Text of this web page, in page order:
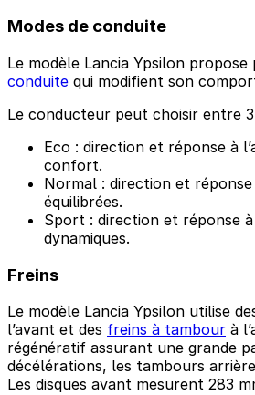
Modes de conduite
Le modèle Lancia Ypsilon propose
conduite qui modifient son
Le conducteur peut choisir entre 3
Eco : direction et réponse à
confort.
Normal : direction et
équilibrées.
Sport : direction et réponse
dynamiques.
Freins
Le modèle Lancia Ypsilon utilise
l’avant et des freins à tambour à
régénératif assurant une grande
décélérations, les tambours
Les disques avant mesurent 283